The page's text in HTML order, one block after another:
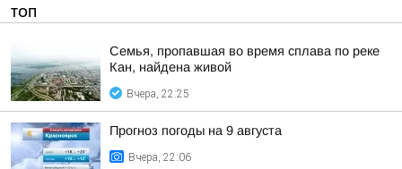
ТОП
Семья, пропавшая во время сплава по реке
Кан, найдена живой
Вчера, 22:25
Прогноз погоды на 9 августа
Вчера, 22:06